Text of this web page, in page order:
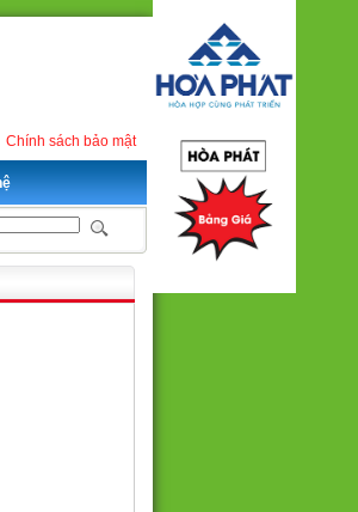
Chính sách bảo mật